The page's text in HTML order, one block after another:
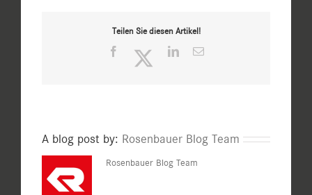
Teilen Sie diesen Artikel!
Facebook TwitterLinkedIn
E-
A blog post by: Rosenbauer Blog Team
Rosenbauer Blog Team